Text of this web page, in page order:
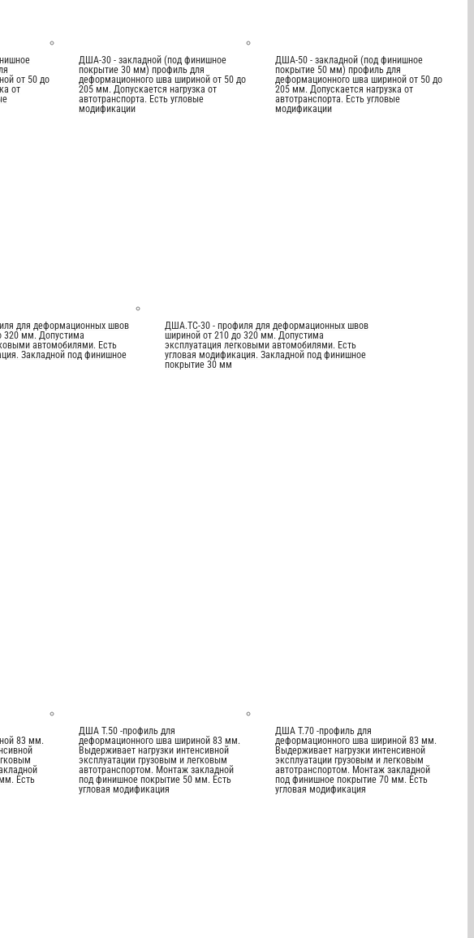
от 50 до
от
ДША-30 - закладной (под финишное
покрытие 30 мм) профиль для
деформационного шва шириной от 50 до
205 мм. Допускается нагрузка от
автотранспорта. Есть угловые
модификации
ДША-50 - закладной (под финишное
покрытие 50 мм) профиль для
деформационного шва шириной от 50 до
205 мм. Допускается нагрузка от
автотранспорта. Есть угловые
модификации
для деформационных швов
320 мм. Допустима
автомобилями. Есть
Закладной под финишное
ДША.ТС-30 - профиля для деформационных швов
шириной от 210 до 320 мм. Допустима
эксплуатация легковыми автомобилями. Есть
угловая модификация. Закладной под финишное
покрытие 30 мм
83 мм.
Есть
ДША Т.50 -профиль для
деформационного шва шириной 83 мм.
Выдерживает нагрузки интенсивной
эксплуатации грузовым и легковым
автотранспортом. Монтаж закладной
под финишное покрытие 50 мм. Есть
угловая модификация
ДША Т.70 -профиль для
деформационного шва шириной 83 мм.
Выдерживает нагрузки интенсивной
эксплуатации грузовым и легковым
автотранспортом. Монтаж закладной
под финишное покрытие 70 мм. Есть
угловая модификация